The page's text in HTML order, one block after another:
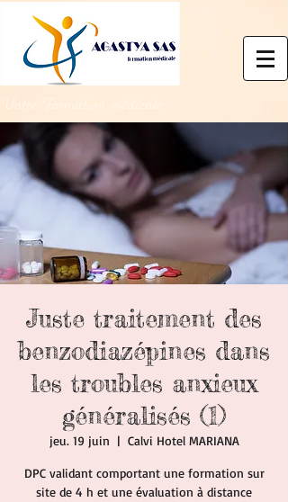
Votre Formation médicale
Juste traitement des
benzodiazépines dans
les troubles anxieux
généralisés (1)
jeu. 19 juin
  |
Calvi Hotel MARIANA
DPC validant comportant une formation sur
site de 4 h et une évaluation à distance